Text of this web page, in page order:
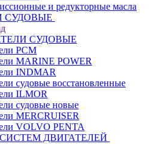
и редукторные масла
СУДОВЫЕ
СУДОВЫЕ
PCM
MARINE POWER
INDMAR
судовые восстановленные
ILMOR
судовые новые
MERCRUISER
VOLVO PENTA
ДВИГАТЕЛЕЙ